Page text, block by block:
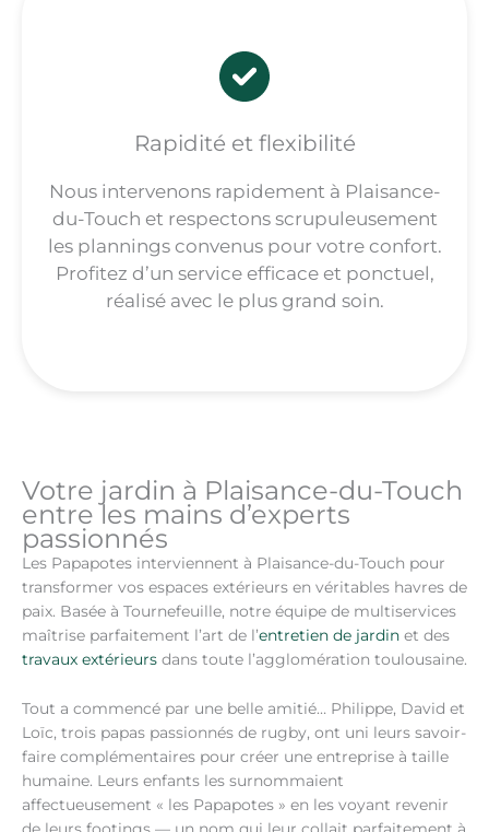
Rapidité et flexibilité
Nous intervenons rapidement à Plaisance-
du-Touch et respectons scrupuleusement
les plannings convenus pour votre confort.
Profitez d’un service efficace et ponctuel,
réalisé avec le plus grand soin.
Votre jardin à Plaisance-du-Touch
entre les mains d’experts
passionnés
Les Papapotes interviennent à Plaisance-du-Touch pour
transformer vos espaces extérieurs en véritables havres de
paix. Basée à Tournefeuille, notre équipe de multiservices
maîtrise parfaitement l’art de l’entretien de jardin et des
travaux extérieurs dans toute l’agglomération toulousaine.
Tout a commencé par une belle amitié… Philippe, David et
Loïc, trois papas passionnés de rugby, ont uni leurs savoir-
faire complémentaires pour créer une entreprise à taille
humaine. Leurs enfants les surnommaient
affectueusement « les Papapotes » en les voyant revenir